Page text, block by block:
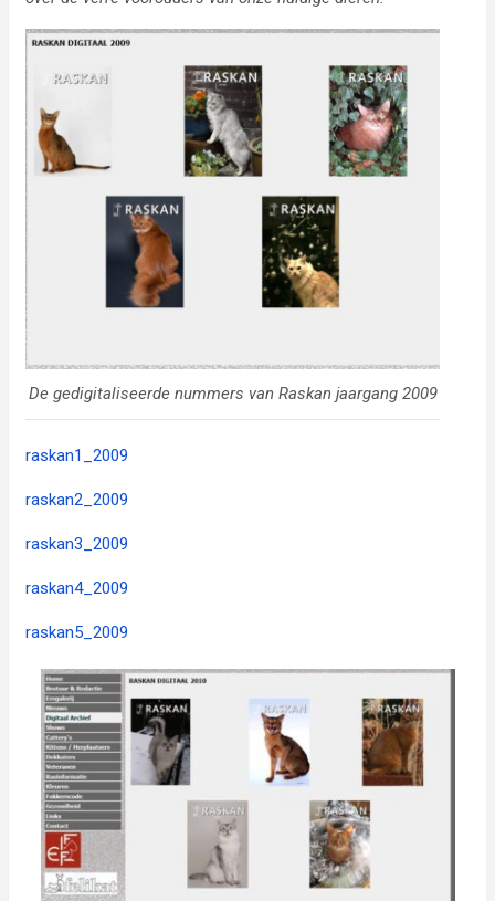
De gedigitaliseerde nummers van Raskan jaargang 2009
raskan1_2009
raskan2_2009
raskan3_2009
raskan4_2009
raskan5_2009